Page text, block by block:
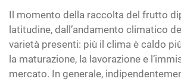
Il momento della raccolta del frutto
latitudine, dall’andamento climatico
varietà presenti: più il clima è caldo
la maturazione, la lavorazione e
mercato. In generale,